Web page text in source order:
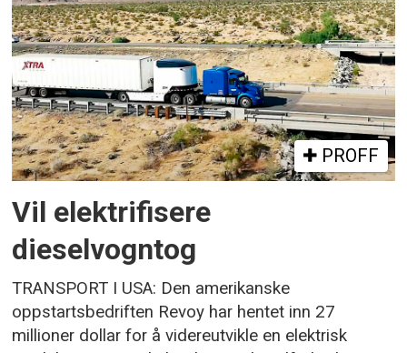
PROFF
Vil elektrifisere
dieselvogntog
TRANSPORT I USA: Den amerikanske
oppstartsbedriften Revoy har hentet inn 27
millioner dollar for å videreutvikle en elektrisk